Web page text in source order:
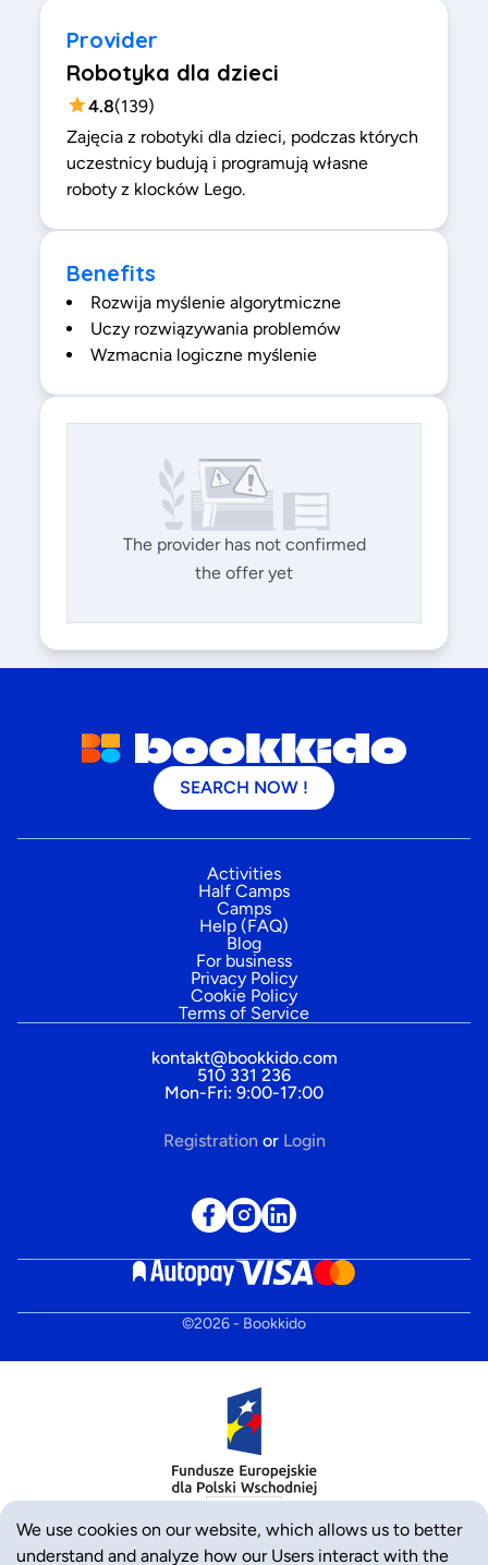
Provider
Robotyka dla dzieci
4.8(139)
Zajęcia z robotyki dla dzieci, podczas których
uczestnicy budują i programują własne
roboty z klocków Lego.
Benefits
Rozwija myślenie algorytmiczne
Uczy rozwiązywania problemów
Wzmacnia logiczne myślenie
The provider has not confirmed
the offer yet
SEARCH NOW !
Activities
Half Camps
Camps
Help (FAQ)
Blog
For business
Privacy Policy
Cookie Policy
Terms of Service
kontakt@bookkido.com
510 331 236
Mon-Fri: 9:00-17:00
Registration or Login
©2026- Bookkido
We use cookies on our website, which allows us to better
understand and analyze how our Users interact with the